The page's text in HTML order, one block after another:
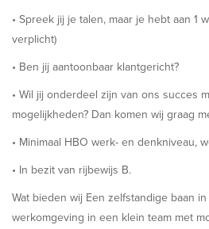
• Spreek jij je talen, maar je hebt aan 1
verplicht)
• Ben jij aantoonbaar klantgericht?
• Wil jij onderdeel zijn van ons succes
mogelijkheden? Dan komen wij graag
• Minimaal HBO werk- en denkniveau,
• In bezit van rijbewijs B.
Wat bieden wij Een zelfstandige baan
werkomgeving in een klein team met